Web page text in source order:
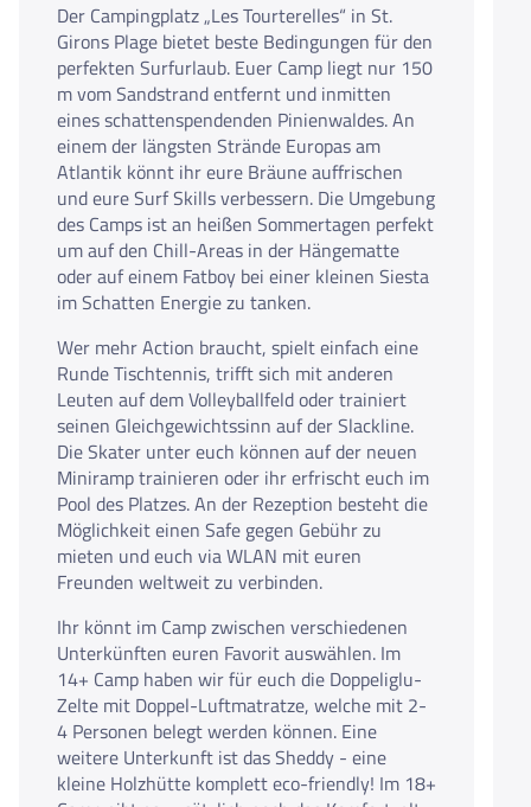
Der Campingplatz „Les Tourterelles“ in St.
Girons Plage bietet beste Bedingungen für den
perfekten Surfurlaub. Euer Camp liegt nur 150
m vom Sandstrand entfernt und inmitten
eines schattenspendenden Pinienwaldes. An
einem der längsten Strände Europas am
Atlantik könnt ihr eure Bräune auffrischen
und eure Surf Skills verbessern. Die Umgebung
des Camps ist an heißen Sommertagen perfekt
um auf den Chill-Areas in der Hängematte
oder auf einem Fatboy bei einer kleinen Siesta
im Schatten Energie zu tanken.
Wer mehr Action braucht, spielt einfach eine
Runde Tischtennis, trifft sich mit anderen
Leuten auf dem Volleyballfeld oder trainiert
seinen Gleichgewichtssinn auf der Slackline.
Die Skater unter euch können auf der neuen
Miniramp trainieren oder ihr erfrischt euch im
Pool des Platzes. An der Rezeption besteht die
Möglichkeit einen Safe gegen Gebühr zu
mieten und euch via WLAN mit euren
Freunden weltweit zu verbinden.
Ihr könnt im Camp zwischen verschiedenen
Unterkünften euren Favorit auswählen. Im
14+ Camp haben wir für euch die Doppeliglu-
Zelte mit Doppel-Luftmatratze, welche mit 2-
4 Personen belegt werden können. Eine
weitere Unterkunft ist das Sheddy - eine
kleine Holzhütte komplett eco-friendly! Im 18+